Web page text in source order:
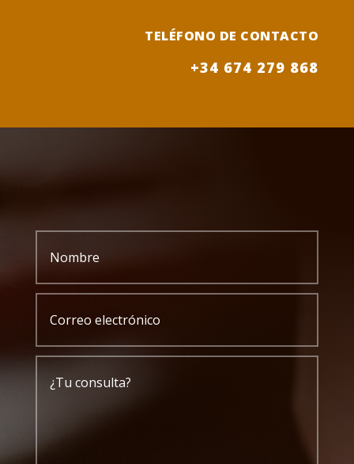
TELÉFONO DE CONTACTO
+34 674 279 868